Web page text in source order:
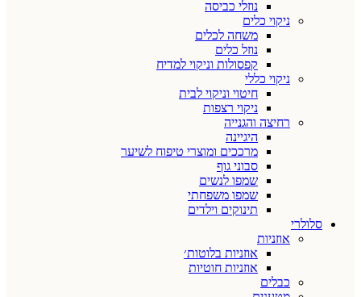
נוזלי כביסה
ניקוי כלים
משחה לכלים
נוזל כלים
קפסולות וניקוי למדיח
ניקוי כללי
חיטוי וניקוי לבית
ניקוי רצפות
רחיצה והגנייה
היגיינה
מרככים ומוצרי טיפוח לשיער
סבוני גוף
שמפו לנשים
שמפו משפחתי
תינוקים וילדים
סלולרי
אוזניות
אוזניות בלוטות׳
אוזניות חוטיות
כבלים